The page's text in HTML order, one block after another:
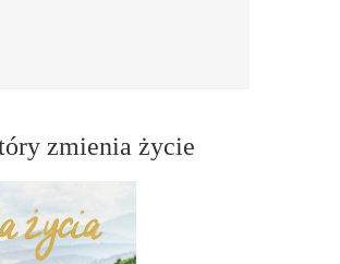
zmienia życie